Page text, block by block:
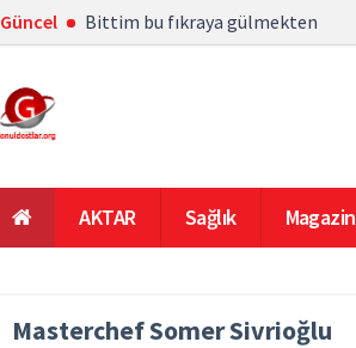
Güncel Bittim bu fıkraya gülmekten
AKTAR Sağlık Magazin
Masterchef Somer Sivrioğlu